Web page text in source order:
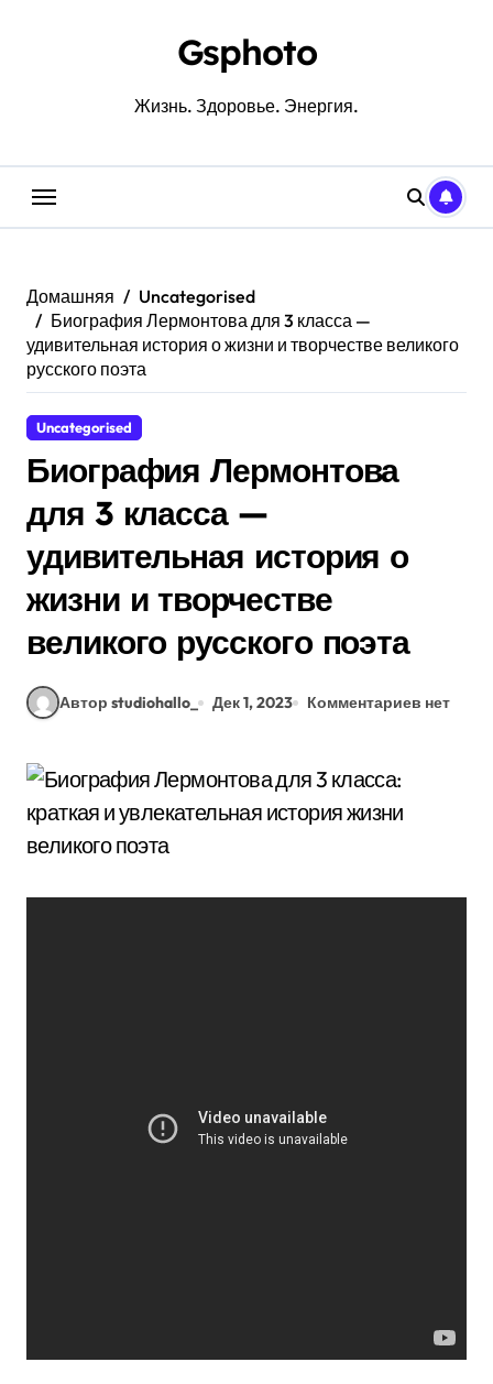
Gsphoto
Жизнь. Здоровье. Энергия.
Домашняя
Uncategorised
Биография Лермонтова для 3 класса —
удивительная история о жизни и творчестве великого
русского поэта
Uncategorised
Биография Лермонтова
для 3 класса —
удивительная история о
жизни и творчестве
великого русского поэта
Автор studiohallo_ Дек 1, 2023 Комментариев нет